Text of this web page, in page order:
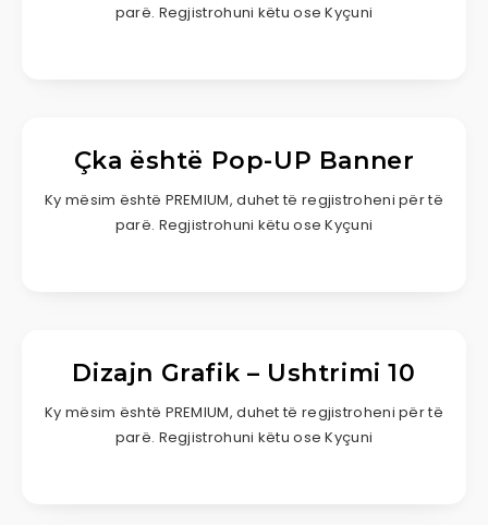
parë. Regjistrohuni këtu ose Kyçuni
Çka është Pop-UP Banner
Ky mësim është PREMIUM, duhet të regjistroheni për të
parë. Regjistrohuni këtu ose Kyçuni
Dizajn Grafik – Ushtrimi 10
Ky mësim është PREMIUM, duhet të regjistroheni për të
parë. Regjistrohuni këtu ose Kyçuni